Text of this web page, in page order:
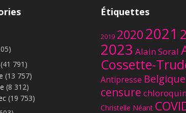
(41 791)
(13 757)
(8 312)
(19 753)
Étiquettes
2019 20202021
2023 Alain Soral
Cossette-
Antipresse Belgique
censure
Christelle Néant